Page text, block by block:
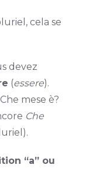
cela se
devez
(essere).
mese è?
Che
“a” ou